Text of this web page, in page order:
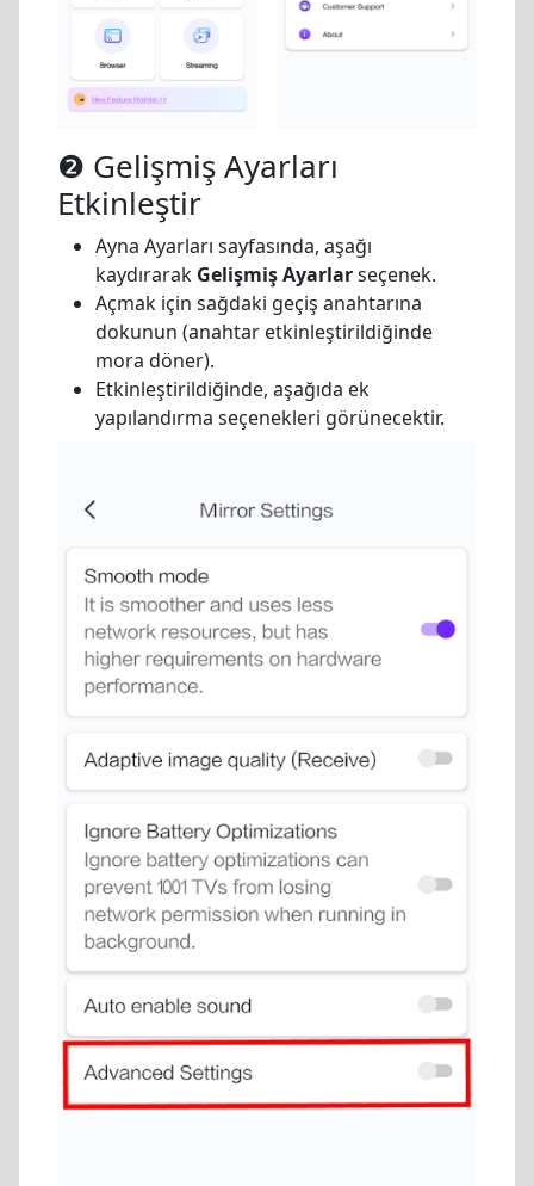
❷ Gelişmiş Ayarları
Etkinleştir
Ayna Ayarları sayfasında, aşağı
kaydırarak Gelişmiş Ayarlarseçenek.
Açmak için sağdaki geçiş anahtarına
dokunun (anahtar etkinleştirildiğinde
mora döner).
Etkinleştirildiğinde, aşağıda ek
yapılandırma seçenekleri görünecektir.